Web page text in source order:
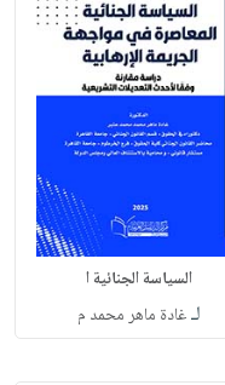
السياسة الجنائية ا
لـغادة ماهر محمد م